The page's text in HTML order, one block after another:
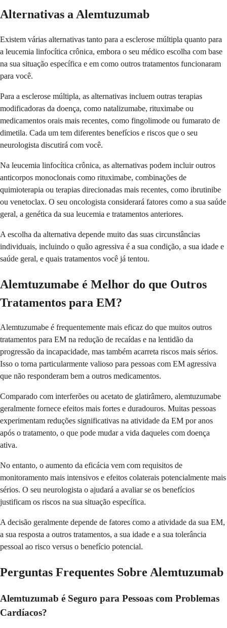
Alternativas a Alemtuzumab
Existem várias alternativas tanto para a esclerose múltipla quanto para
a leucemia linfocítica crônica, embora o seu médico escolha com base
na sua situação específica e em como outros tratamentos funcionaram
para você.
Para a esclerose múltipla, as alternativas incluem outras terapias
modificadoras da doença, como natalizumabe, rituximabe ou
medicamentos orais mais recentes, como fingolimode ou fumarato de
dimetila. Cada um tem diferentes benefícios e riscos que o seu
neurologista discutirá com você.
Na leucemia linfocítica crônica, as alternativas podem incluir outros
anticorpos monoclonais como rituximabe, combinações de
quimioterapia ou terapias direcionadas mais recentes, como ibrutinibe
ou venetoclax. O seu oncologista considerará fatores como a sua saúde
geral, a genética da sua leucemia e tratamentos anteriores.
A escolha da alternativa depende muito das suas circunstâncias
individuais, incluindo o quão agressiva é a sua condição, a sua idade e
saúde geral, e quais tratamentos você já tentou.
Alemtuzumabe é Melhor do que Outros
Tratamentos para EM?
Alemtuzumabe é frequentemente mais eficaz do que muitos outros
tratamentos para EM na redução de recaídas e na lentidão da
progressão da incapacidade, mas também acarreta riscos mais sérios.
Isso o torna particularmente valioso para pessoas com EM agressiva
que não responderam bem a outros medicamentos.
Comparado com interferões ou acetato de glatirâmero, alemtuzumabe
geralmente fornece efeitos mais fortes e duradouros. Muitas pessoas
experimentam reduções significativas na atividade da EM por anos
após o tratamento, o que pode mudar a vida daqueles com doença
ativa.
No entanto, o aumento da eficácia vem com requisitos de
monitoramento mais intensivos e efeitos colaterais potencialmente mais
sérios. O seu neurologista o ajudará a avaliar se os benefícios
justificam os riscos na sua situação específica.
A decisão geralmente depende de fatores como a atividade da sua EM,
a sua resposta a outros tratamentos, a sua idade e a sua tolerância
pessoal ao risco versus o benefício potencial.
Perguntas Frequentes Sobre Alemtuzumab
Alemtuzumab é Seguro para Pessoas com Problemas
Cardíacos?